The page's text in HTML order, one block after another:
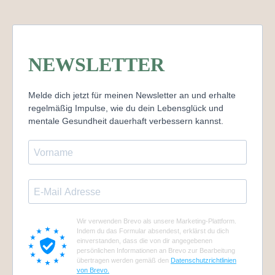
NEWSLETTER
Melde dich jetzt für meinen Newsletter an und erhalte
regelmäßig Impulse, wie du dein Lebensglück und
mentale Gesundheit dauerhaft verbessern kannst.
Wir verwenden Brevo als unsere Marketing-Plattform.
Indem du das Formular absendest, erklärst du dich
einverstanden, dass die von dir angegebenen
persönlichen Informationen an Brevo zur Bearbeitung
übertragen werden gemäß den Datenschutzrichtlinien
von Brevo.